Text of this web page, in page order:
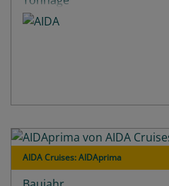
Decks
AIDA Cruises: AIDAprima